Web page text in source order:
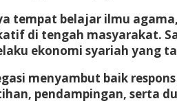
tempat belajar ilmu
di tengah masyarakat.
ekonomi syariah yang
menyambut baik
pendampingan, serta